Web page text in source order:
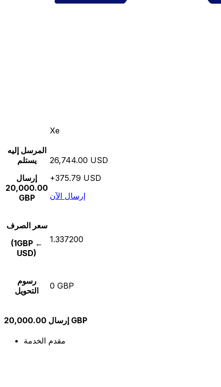
Xe
المرسل إليه
يستلم
إرسال
20,000.00
GBP
26,744.00 USD
+375.79 USD
إرسال الآن
سعر الصرف
(1GBP ←
USD)
1.337200
رسوم
التحويل
0 GBP
إرسال 20,000.00 GBP
مقدم الخدمة